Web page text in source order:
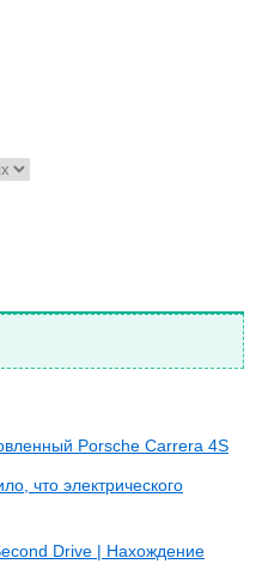
Porsche Carrera 4S
что электрического
Drive | Нахождение